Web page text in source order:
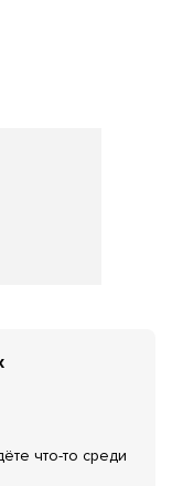
что-то среди